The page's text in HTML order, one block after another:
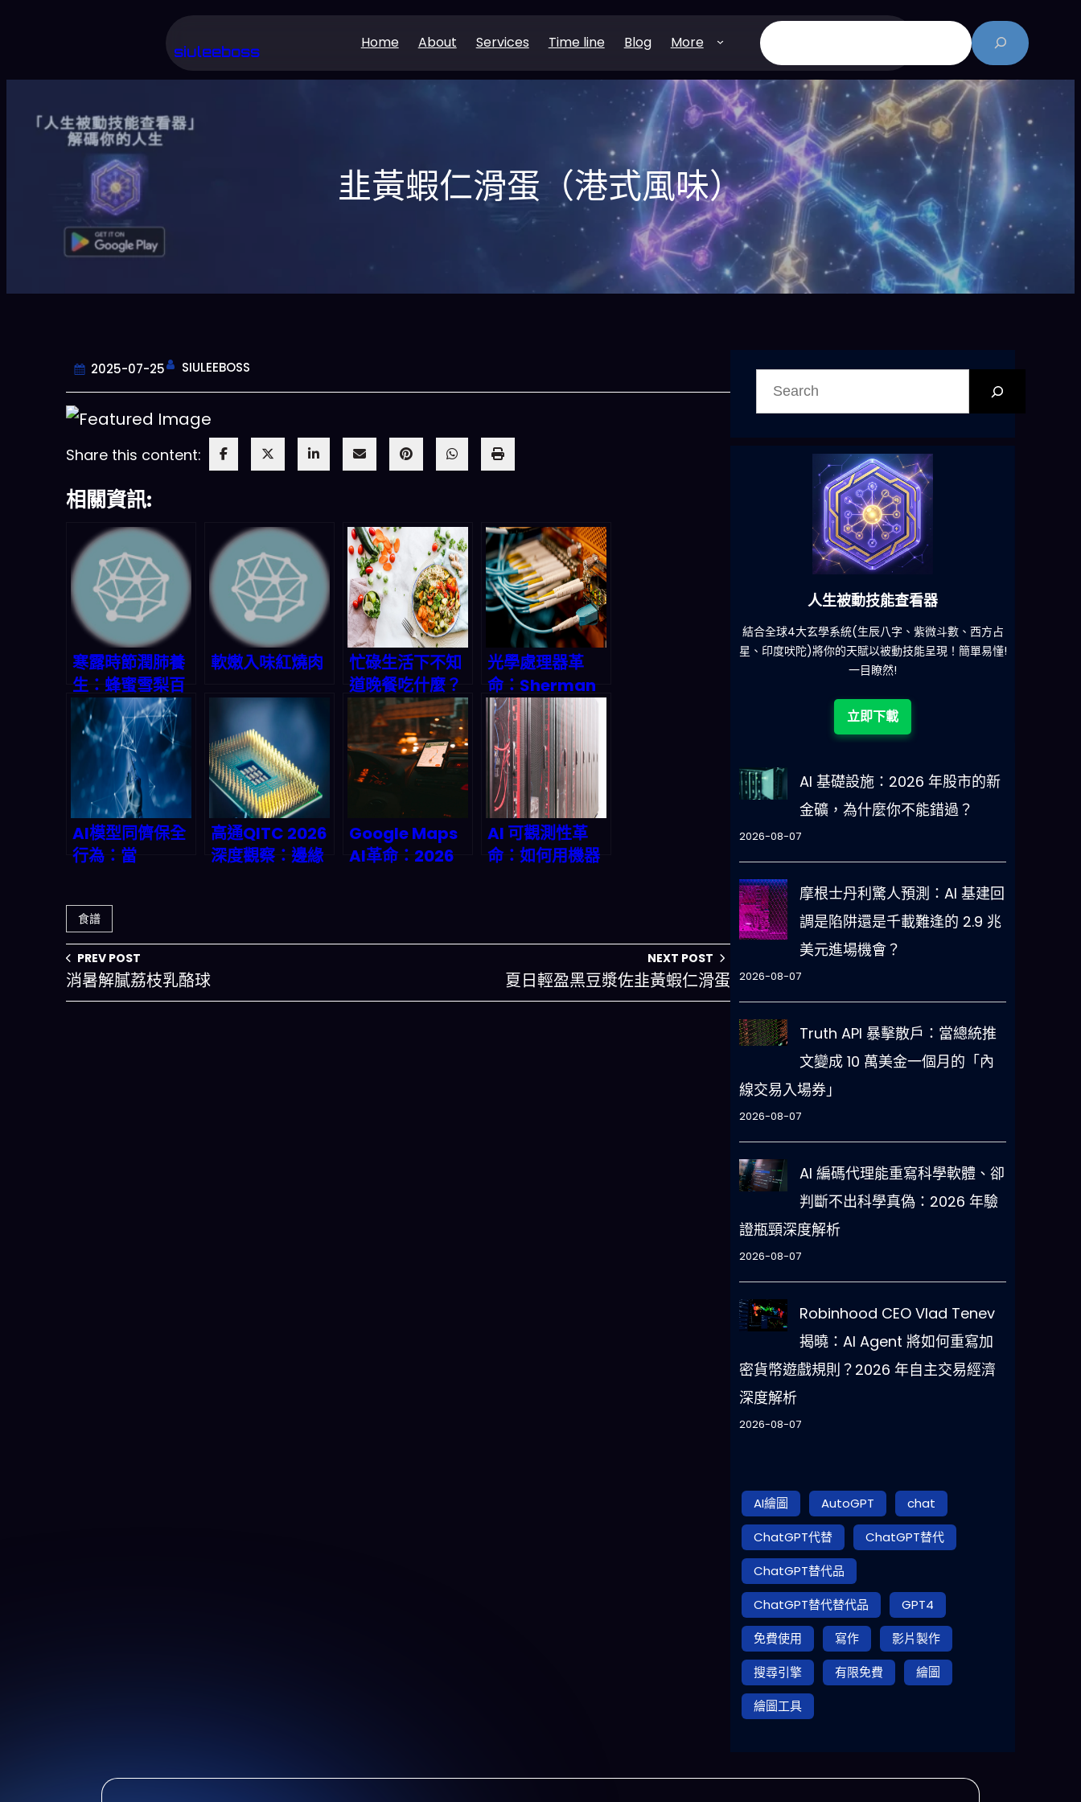
主
siuleeboss Home About Services Time line Blog More
搜
尋
韭黃蝦仁滑蛋（港式風味）
2025-07-25 SIULEEBOSS
Share this content:
相關資訊:
寒露時節潤肺養
生：蜂蜜雪梨百
合飲
軟嫩入味紅燒肉
忙碌生活下不知
道晚餐吃什麼？
一鍵生成三餸一
湯解決你的選擇
困難
光學處理器革
命：Sherman
如何用光子技術
顛覆 AI 算力格
局？2026 深度
預測
AI模型同儕保全
行為：當
開始互相護航的
深層危機與2026
年應對指南
高通QITC 2026
深度觀察：邊緣
Google Maps
AI革命：2026
實戰策略
AI 可觀測性革
命：如何用機器
備攻略
食譜
PREV POST
消暑解膩荔枝乳酪球
NEXT POST
夏日輕盈黑豆漿佐韭黃蝦仁滑蛋
今晚吃什麽
一鍵配搭出三餸一湯的完美晚餐組合,以後免除晚餐吃
什麽的煩惱
立即下載
人生被動技能查看器
結合全球4大玄學系統(生辰八字、紫微斗數、西方占
星、印度吠陀)將你的天賦以被動技能呈現！簡單易懂!
一目瞭然!
立即下載
六合彩發達神器
減少超過500萬個低概率中獎組合，提高中獎率
立即下載
AI 基礎設施：2026 年股市的新
金礦，為什麼你不能錯過？
2026-08-07
摩根士丹利驚人預測：AI 基建回
調是陷阱還是千載難逢的 2.9 兆
美元進場機會？
2026-08-07
Truth API 暴擊散戶：當總統推
文變成 10 萬美金一個月的「內
線交易入場券」
2026-08-07
AI 編碼代理能重寫科學軟體、卻
判斷不出科學真偽：2026 年驗
證瓶頸深度解析
2026-08-07
Robinhood CEO Vlad Tenev
揭曉：AI Agent 將如何重寫加
密貨幣遊戲規則？2026 年自主交易經濟
深度解析
2026-08-07
AI繪圖 AutoGPT
chat
ChatGPT代替
ChatGPT替代
ChatGPT替代品
ChatGPT替代替代品
GPT4
免費使用
寫作
影片製作
搜尋引擎
有限免費
繪圖
繪圖工具